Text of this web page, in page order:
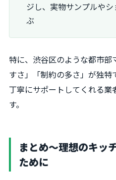
ジし、実物サンプルや
ぶ
特に、渋谷区のような都市
すさ」「制約の多さ」が独特
丁寧にサポートしてくれる
す。
まとめ～理想のキッ
ために